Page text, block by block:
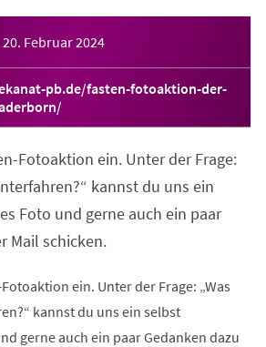
20. Februar 2024
pb.de/fasten-fotoaktion-der-
Fotoaktion ein. Unter der Frage:
kannst du uns ein
Foto und gerne auch ein paar
Mail schicken.
ein. Unter der Frage: „Was
kannst du uns ein selbst
gerne auch ein paar Gedanken dazu